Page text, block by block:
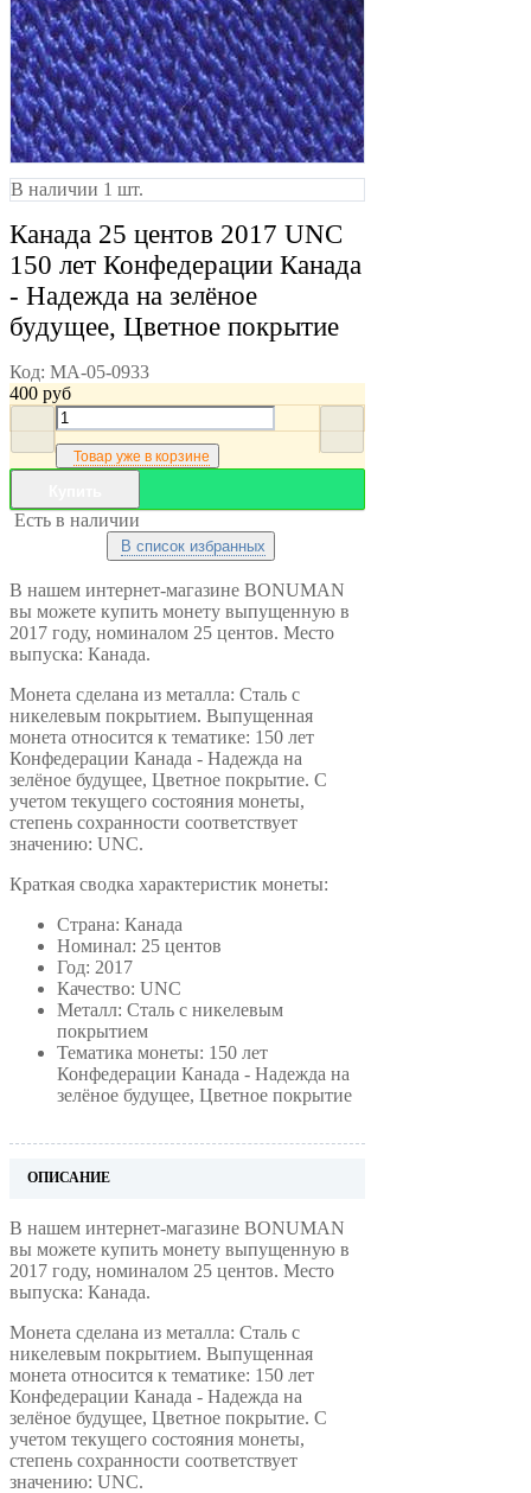
В наличии 1 шт.
Канада 25 центов 2017 UNC
150 лет Конфедерации Канада
- Надежда на зелёное
будущее, Цветное покрытие
Код: MA-05-0933
400 руб
Товар уже в корзине
Есть в наличии
В список избранных
В нашем интернет-магазине BONUMAN
вы можете купить монету выпущенную в
2017 году, номиналом 25 центов. Место
выпуска: Канада.
Монета сделана из металла: Сталь с
никелевым покрытием. Выпущенная
монета относится к тематике: 150 лет
Конфедерации Канада - Надежда на
зелёное будущее, Цветное покрытие. С
учетом текущего состояния монеты,
степень сохранности соответствует
значению: UNC.
Краткая сводка характеристик монеты:
Страна: Канада
Номинал: 25 центов
Год: 2017
Качество: UNC
Металл: Сталь с никелевым
покрытием
Тематика монеты: 150 лет
Конфедерации Канада - Надежда на
зелёное будущее, Цветное покрытие
ОПИСАНИЕ
В нашем интернет-магазине BONUMAN
вы можете купить монету выпущенную в
2017 году, номиналом 25 центов. Место
выпуска: Канада.
Монета сделана из металла: Сталь с
никелевым покрытием. Выпущенная
монета относится к тематике: 150 лет
Конфедерации Канада - Надежда на
зелёное будущее, Цветное покрытие. С
учетом текущего состояния монеты,
степень сохранности соответствует
значению: UNC.